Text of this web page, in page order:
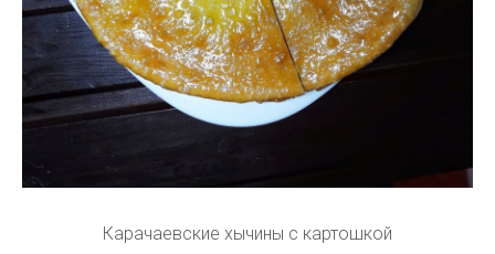
Карачаевские хычины с картошкой